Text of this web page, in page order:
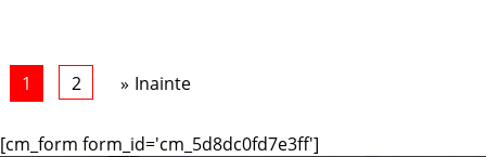
1 2 Inainte
[cm_form form_id='cm_5d8dc0fd7e3ff']